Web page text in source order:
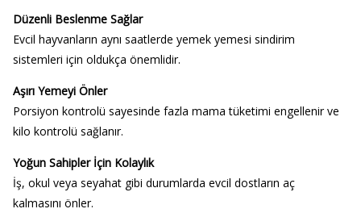
Düzenli Beslenme Sağlar
Evcil hayvanların aynı saatlerde yemek yemesi sindirim
sistemleri için oldukça önemlidir.
Aşırı Yemeyi Önler
Porsiyon kontrolü sayesinde fazla mama tüketimi engellenir ve
kilo kontrolü sağlanır.
Yoğun Sahipler İçin Kolaylık
İş, okul veya seyahat gibi durumlarda evcil dostların aç
kalmasını önler.